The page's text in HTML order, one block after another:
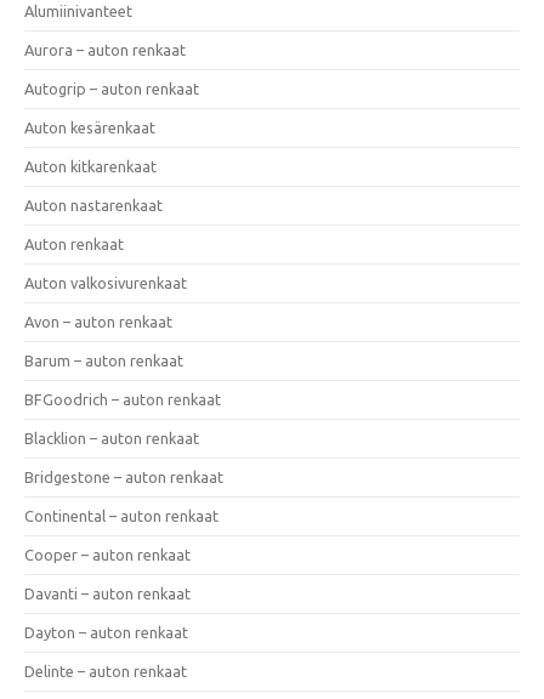
Alumiinivanteet
Aurora – auton renkaat
Autogrip – auton renkaat
Auton kesärenkaat
Auton kitkarenkaat
Auton nastarenkaat
Auton renkaat
Auton valkosivurenkaat
Avon – auton renkaat
Barum – auton renkaat
BFGoodrich – auton renkaat
Blacklion – auton renkaat
Bridgestone – auton renkaat
Continental – auton renkaat
Cooper – auton renkaat
Davanti – auton renkaat
Dayton – auton renkaat
Delinte – auton renkaat